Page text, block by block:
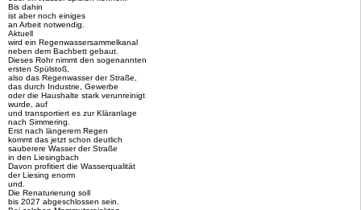
Bis dahin
ist aber noch einiges
an Arbeit notwendig.
Aktuell
wird ein Regenwassersammelkanal
neben dem Bachbett gebaut.
Dieses Rohr nimmt den sogenannten
ersten Spülstoß,
also das Regenwasser der Straße,
das durch Industrie, Gewerbe
oder die Haushalte stark verunreinigt
wurde, auf
und transportiert es zur Kläranlage
nach Simmering.
Erst nach längerem Regen
kommt das jetzt schon deutlich
sauberere Wasser der Straße
in den Liesingbach
Davon profitiert die Wasserqualität
der Liesing enorm
und.
Die Renaturierung soll
bis 2027 abgeschlossen sein.